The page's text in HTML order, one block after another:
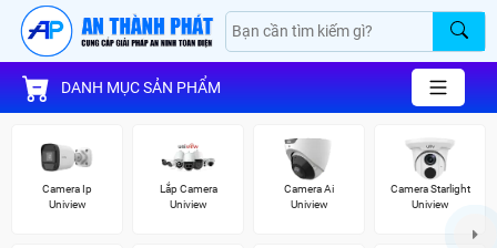
DANH MỤC SẢN PHẨM
Camera Ip
Uniview
Lắp Camera
Uniview
Camera Ai
Uniview
Camera Starlight
Uniview